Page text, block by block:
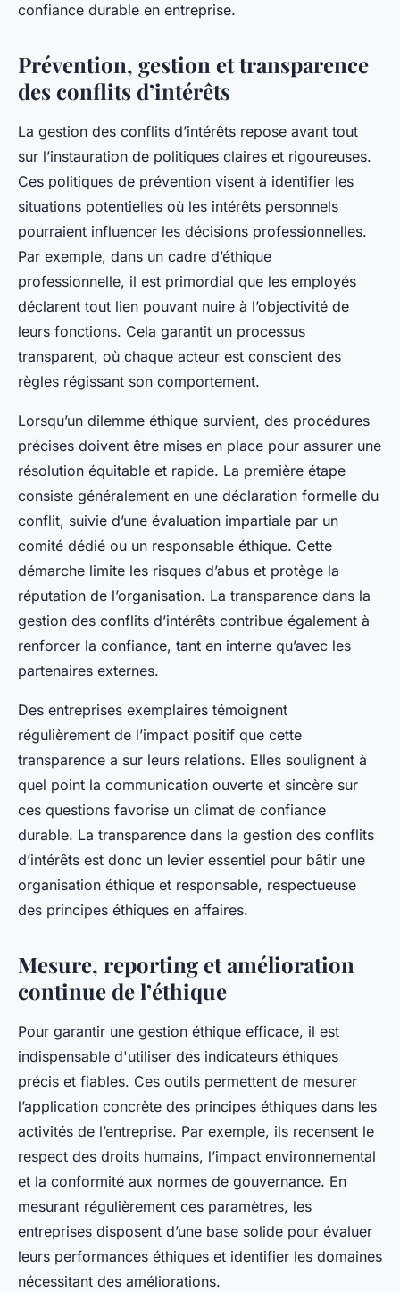
confiance durable en entreprise.
Prévention, gestion et transparence
des conflits d’intérêts
La gestion des conflits d’intérêts repose avant tout
sur l’instauration de politiques claires et rigoureuses.
Ces politiques de prévention visent à identifier les
situations potentielles où les intérêts personnels
pourraient influencer les décisions professionnelles.
Par exemple, dans un cadre d’éthique
professionnelle, il est primordial que les employés
déclarent tout lien pouvant nuire à l’objectivité de
leurs fonctions. Cela garantit un processus
transparent, où chaque acteur est conscient des
règles régissant son comportement.
Lorsqu’un dilemme éthique survient, des procédures
précises doivent être mises en place pour assurer une
résolution équitable et rapide. La première étape
consiste généralement en une déclaration formelle du
conflit, suivie d’une évaluation impartiale par un
comité dédié ou un responsable éthique. Cette
démarche limite les risques d’abus et protège la
réputation de l’organisation. La transparence dans la
gestion des conflits d’intérêts contribue également à
renforcer la confiance, tant en interne qu’avec les
partenaires externes.
Des entreprises exemplaires témoignent
régulièrement de l’impact positif que cette
transparence a sur leurs relations. Elles soulignent à
quel point la communication ouverte et sincère sur
ces questions favorise un climat de confiance
durable. La transparence dans la gestion des conflits
d’intérêts est donc un levier essentiel pour bâtir une
organisation éthique et responsable, respectueuse
des principes éthiques en affaires.
Mesure, reporting et amélioration
continue de l’éthique
Pour garantir une gestion éthique efficace, il est
indispensable d'utiliser des indicateurs éthiques
précis et fiables. Ces outils permettent de mesurer
l’application concrète des principes éthiques dans les
activités de l’entreprise. Par exemple, ils recensent le
respect des droits humains, l’impact environnemental
et la conformité aux normes de gouvernance. En
mesurant régulièrement ces paramètres, les
entreprises disposent d’une base solide pour évaluer
leurs performances éthiques et identifier les domaines
nécessitant des améliorations.